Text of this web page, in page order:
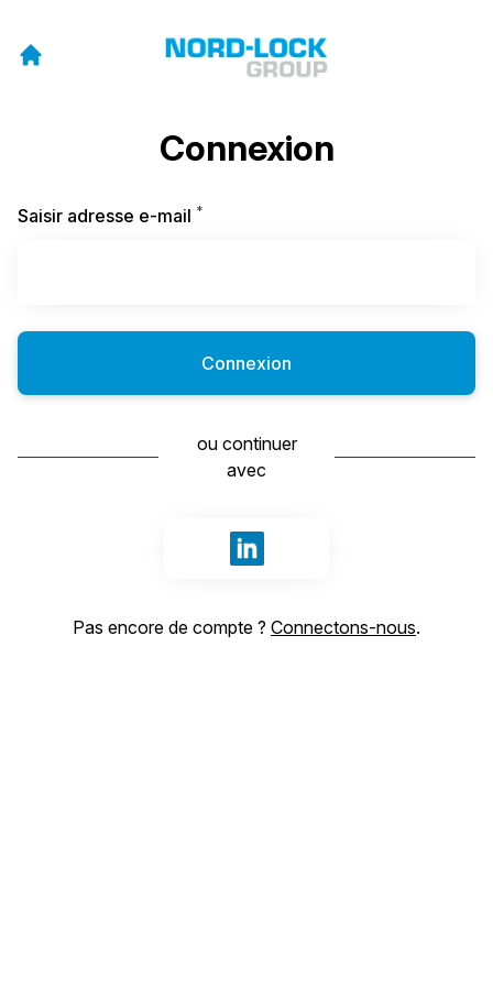
Connexion
Saisir adresse e-mail *
Connexion
ou continuer
avec
Se connecter avec LinkedIn
Pas encore de compte ? Connectons-nous.